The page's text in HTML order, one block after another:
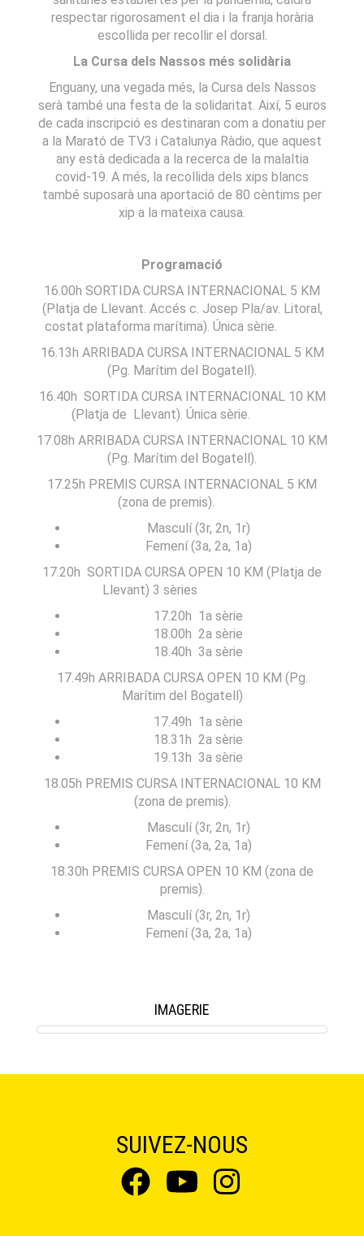
respectar rigorosament el dia i la franja horària
escollida per recollir el dorsal.
La Cursa dels Nassos més solidària
Enguany, una vegada més, la Cursa dels Nassos
serà també una festa de la solidaritat. Així, 5 euros
de cada inscripció es destinaran com a donatiu per
a la Marató de TV3 i Catalunya Ràdio, que aquest
any està dedicada a la recerca de la malaltia
covid-19. A més, la recollida dels xips blancs
també suposarà una aportació de 80 cèntims per
xip a la mateixa causa.
Programació
16.00h SORTIDA CURSA INTERNACIONAL 5 KM
(Platja de Llevant. Accés c. Josep Pla/av. Litoral,
costat plataforma marítima). Única sèrie.
16.13h ARRIBADA CURSA INTERNACIONAL 5 KM
(Pg. Marítim del Bogatell).
16.40h SORTIDA CURSA INTERNACIONAL 10 KM
(Platja de Llevant). Única sèrie.
17.08h ARRIBADA CURSA INTERNACIONAL 10 KM
(Pg. Marítim del Bogatell).
17.25h PREMIS CURSA INTERNACIONAL 5 KM
(zona de premis).
Masculí (3r, 2n, 1r)
Femení (3a, 2a, 1a)
17.20h SORTIDA CURSA OPEN 10 KM (Platja de
Llevant) 3 sèries
17.20h 1a sèrie
18.00h 2a sèrie
18.40h 3a sèrie
17.49h ARRIBADA CURSA OPEN 10 KM (Pg.
Marítim del Bogatell)
17.49h 1a sèrie
18.31h 2a sèrie
19.13h 3a sèrie
18.05h PREMIS CURSA INTERNACIONAL 10 KM
(zona de premis).
Masculí (3r, 2n, 1r)
Femení (3a, 2a, 1a)
18.30h PREMIS CURSA OPEN 10 KM (zona de
premis).
Masculí (3r, 2n, 1r)
Femení (3a, 2a, 1a)
IMAGERIE
SUIVEZ-NOUS